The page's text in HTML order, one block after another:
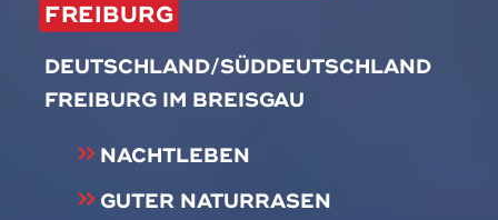
FREIBURG
DEUTSCHLAND/SÜDDEUTSCHLAND
FREIBURG IM BREISGAU
NACHTLEBEN
GUTER NATURRASEN